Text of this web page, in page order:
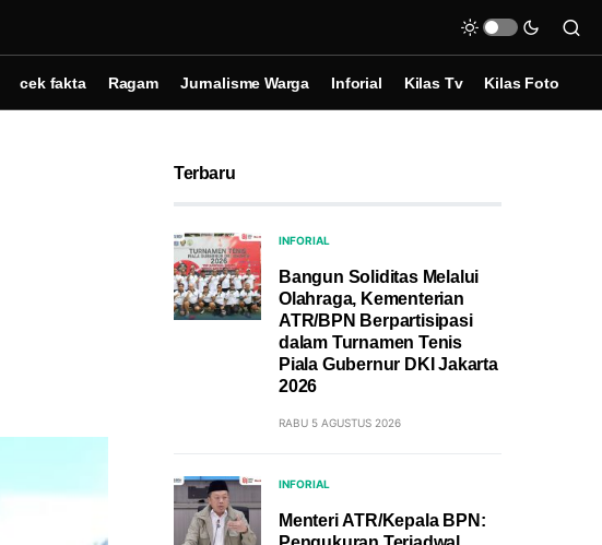
cek fakta Ragam Jurnalisme Warga Inforial Kilas Tv Kilas Foto
Terbaru
INFORIAL
Bangun Soliditas Melalui
Olahraga, Kementerian
ATR/BPN Berpartisipasi
dalam Turnamen Tenis
Piala Gubernur DKI Jakarta
2026
RABU 5 AGUSTUS 2026
INFORIAL
Menteri ATR/Kepala BPN: